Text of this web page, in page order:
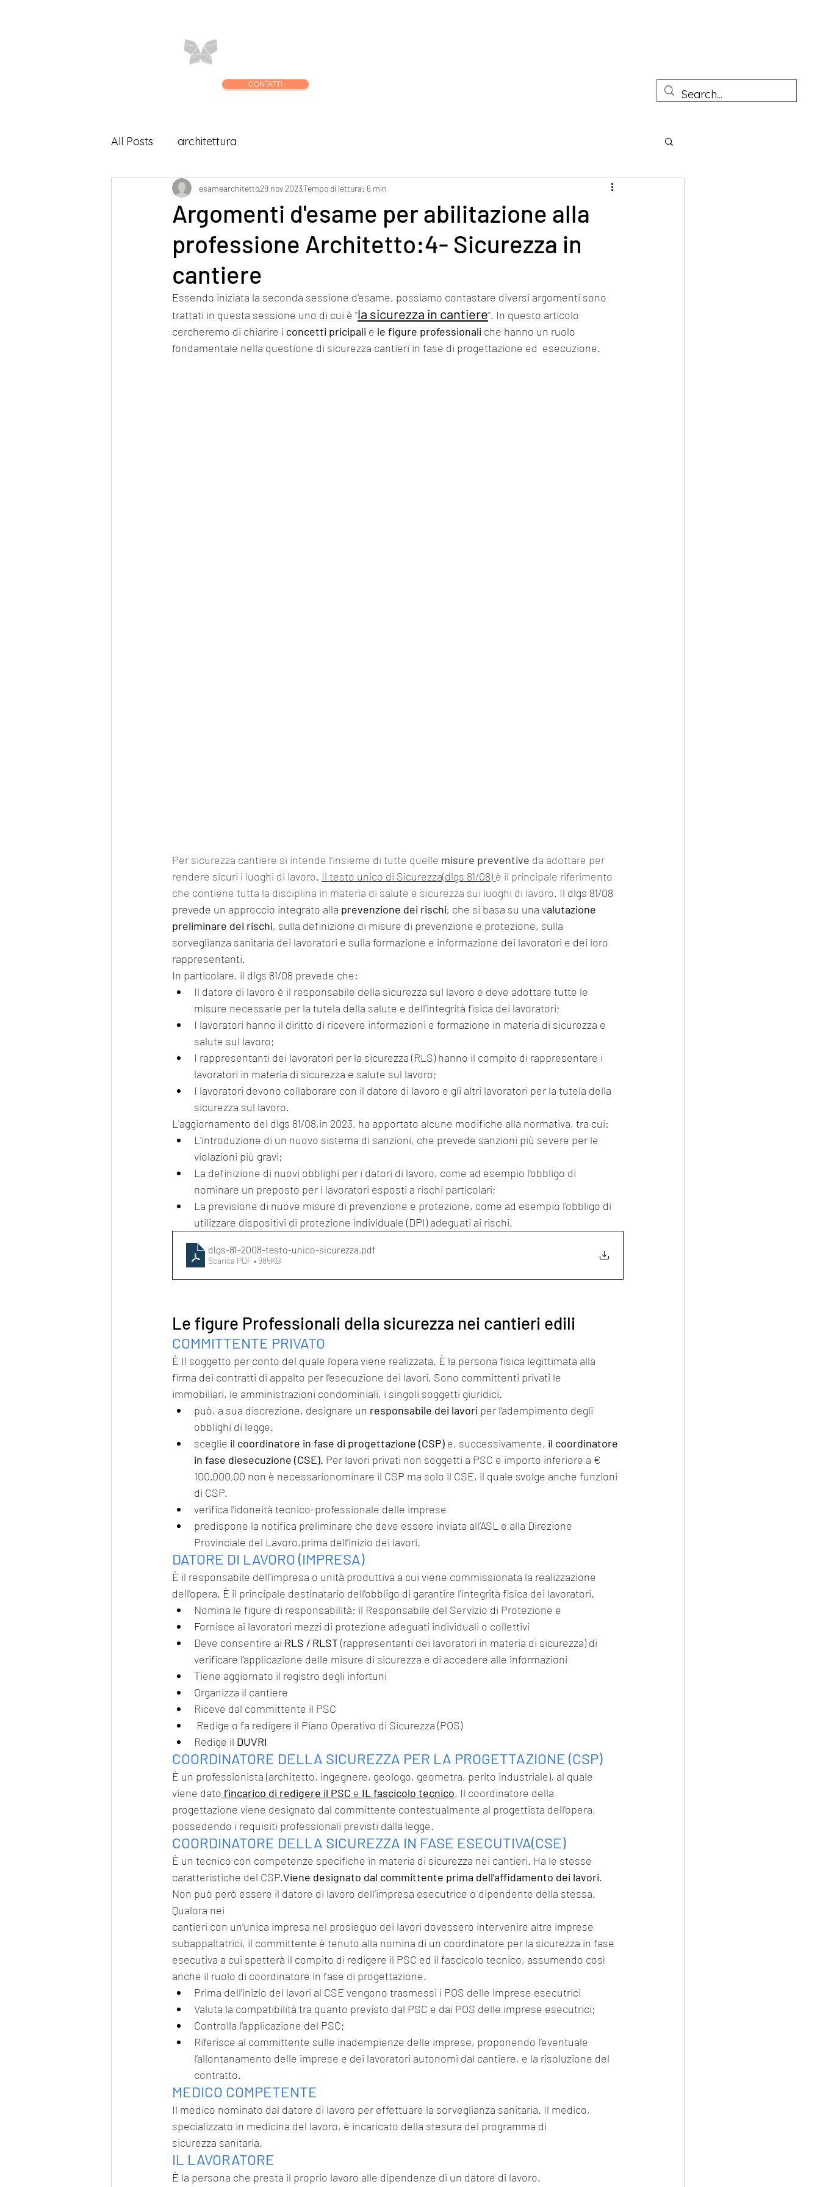
CONTATTI
All Posts architettura
Argomenti d'esame per abilitazione alla
professione Architetto:4- Sicurezza in
cantiere
esamearchitetto29 nov 2023Tempo di lettura: 6 min
Essendo iniziata la seconda sessione d'esame, possiamo contastare diversi argomenti sono
trattati in questa sessione uno di cui è "la sicurezza in cantiere". In questo articolo
cercheremo di chiarire i concetti pricipali e le figure professionali che hanno un ruolo
fondamentale nella questione di sicurezza cantieri in fase di progettazione ed  esecuzione.
Per sicurezza cantiere si intende l’insieme di tutte quelle misure preventive da adottare per
rendere sicuri i luoghi di lavoro. Il testo unico di Sicurezza(dlgs 81/08) è il principale riferimento
che contiene tutta la disciplina in materia di salute e sicurezza sui luoghi di lavoro. Il dlgs 81/08
prevede un approccio integrato alla prevenzione dei rischi, che si basa su una valutazione
preliminare dei rischi, sulla definizione di misure di prevenzione e protezione, sulla
sorveglianza sanitaria dei lavoratori e sulla formazione e informazione dei lavoratori e dei loro
rappresentanti.
In particolare, il dlgs 81/08 prevede che:
Il datore di lavoro è il responsabile della sicurezza sul lavoro e deve adottare tutte le
misure necessarie per la tutela della salute e dell'integrità fisica dei lavoratori;
I lavoratori hanno il diritto di ricevere informazioni e formazione in materia di sicurezza e
salute sul lavoro;
I rappresentanti dei lavoratori per la sicurezza (RLS) hanno il compito di rappresentare i
lavoratori in materia di sicurezza e salute sul lavoro;
I lavoratori devono collaborare con il datore di lavoro e gli altri lavoratori per la tutela della
sicurezza sul lavoro.
L'aggiornamento del dlgs 81/08,in 2023, ha apportato alcune modifiche alla normativa, tra cui:
L'introduzione di un nuovo sistema di sanzioni, che prevede sanzioni più severe per le
violazioni più gravi;
La definizione di nuovi obblighi per i datori di lavoro, come ad esempio l'obbligo di
nominare un preposto per i lavoratori esposti a rischi particolari;
La previsione di nuove misure di prevenzione e protezione, come ad esempio l'obbligo di
utilizzare dispositivi di protezione individuale (DPI) adeguati ai rischi.
dlgs-81-2008-testo-unico-sicurezza.pdf
Scarica PDF • 985KB
Le figure Professionali della sicurezza nei cantieri edili
COMMITTENTE PRIVATO
È Il soggetto per conto del quale l’opera viene realizzata. È la persona fisica legittimata alla
firma dei contratti di appalto per l’esecuzione dei lavori. Sono committenti privati le
immobiliari, le amministrazioni condominiali, i singoli soggetti giuridici.
può, a sua discrezione, designare un responsabile dei lavori per l’adempimento degli
obblighi di legge.
sceglie il coordinatore in fase di progettazione (CSP) e, successivamente, il coordinatore
in fase diesecuzione (CSE). Per lavori privati non soggetti a PSC e importo inferiore a €
100.000,00 non è necessarionominare il CSP ma solo il CSE, il quale svolge anche funzioni
di CSP.
verifica l’idoneità tecnico-professionale delle imprese
predispone la notifica preliminare che deve essere inviata all’ASL e alla Direzione
Provinciale del Lavoro,prima dell’inizio dei lavori.
DATORE DI LAVORO (IMPRESA)
È il responsabile dell’impresa o unità produttiva a cui viene commissionata la realizzazione
dell’opera. È il principale destinatario dell’obbligo di garantire l’integrità fisica dei lavoratori.
Nomina le figure di responsabilità: il Responsabile del Servizio di Protezione e
Fornisce ai lavoratori mezzi di protezione adeguati individuali o collettivi
Deve consentire ai RLS / RLST (rappresentanti dei lavoratori in materia di sicurezza) di
verificare l’applicazione delle misure di sicurezza e di accedere alle informazioni
Tiene aggiornato il registro degli infortuni
Organizza il cantiere
Riceve dal committente il PSC
Redige o fa redigere il Piano Operativo di Sicurezza (POS)
Redige il DUVRI
COORDINATORE DELLA SICUREZZA PER LA PROGETTAZIONE (CSP)
È un professionista (architetto, ingegnere, geologo, geometra, perito industriale), al quale
viene dato l’incarico di redigere il PSC e IL fascicolo tecnico. Il coordinatore della
progettazione viene designato dal committente contestualmente al progettista dell’opera,
possedendo i requisiti professionali previsti dalla legge.
COORDINATORE DELLA SICUREZZA IN FASE ESECUTIVA(CSE)
È un tecnico con competenze specifiche in materia di sicurezza nei cantieri. Ha le stesse
caratteristiche del CSP.Viene designato dal committente prima dell’affidamento dei lavori.
Non può però essere il datore di lavoro dell’impresa esecutrice o dipendente della stessa.
Qualora nei
cantieri con un’unica impresa nel prosieguo dei lavori dovessero intervenire altre imprese
subappaltatrici, il committente è tenuto alla nomina di un coordinatore per la sicurezza in fase
esecutiva a cui spetterà il compito di redigere il PSC ed il fascicolo tecnico, assumendo così
anche il ruolo di coordinatore in fase di progettazione.
Prima dell’inizio dei lavori al CSE vengono trasmessi i POS delle imprese esecutrici
Valuta la compatibilità tra quanto previsto dal PSC e dai POS delle imprese esecutrici;
Controlla l’applicazione del PSC;
Riferisce al committente sulle inadempienze delle imprese, proponendo l’eventuale
l’allontanamento delle imprese e dei lavoratori autonomi dal cantiere, e la risoluzione del
contratto.
MEDICO COMPETENTE
Il medico nominato dal datore di lavoro per effettuare la sorveglianza sanitaria. Il medico,
specializzato in medicina del lavoro, è incaricato della stesura del programma di
sicurezza sanitaria.
IL LAVORATORE
È la persona che presta il proprio lavoro alle dipendenze di un datore di lavoro.